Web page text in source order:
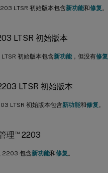
LTSR 初始版本包含新功能和修复 。
LTSR 初始版本
初始版本包含新功能 ，但没有修复
LTSR 初始版本
LTSR 初始版本包含新功能和修复 。
理™2203
2203 包含新功能和修复 。